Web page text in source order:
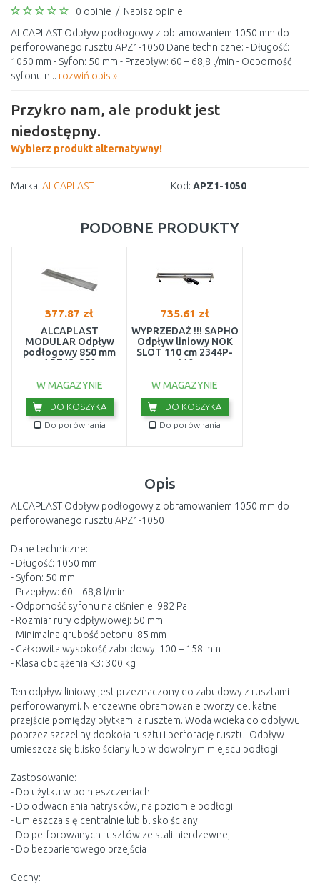
0 opinie / Napisz opinie
ALCAPLAST Odpływ podłogowy z obramowaniem 1050 mm do
perforowanego rusztu APZ1-1050 Dane techniczne: - Długość:
1050 mm - Syfon: 50 mm - Przepływ: 60 – 68,8 l/min - Odporność
syfonu n... rozwiń opis »
Przykro nam, ale produkt jest
niedostępny.
Wybierz produkt alternatywny!
Marka: ALCAPLAST Kod: APZ1-1050
PODOBNE PRODUKTY
377.87 zł
ALCAPLAST
MODULAR Odpływ
podłogowy 850 mm
APZ13-850
W MAGAZYNIE
DO KOSZYKA
Do porównania
735.61 zł
WYPRZEDAŻ !!! SAPHO
Odpływ liniowy NOK
SLOT 110 cm 2344P-
110
W MAGAZYNIE
DO KOSZYKA
Do porównania
Opis
ALCAPLAST Odpływ podłogowy z obramowaniem 1050 mm do
perforowanego rusztu APZ1-1050
Dane techniczne:
- Długość: 1050 mm
- Syfon: 50 mm
- Przepływ: 60 – 68,8 l/min
- Odporność syfonu na ciśnienie: 982 Pa
- Rozmiar rury odpływowej: 50 mm
- Minimalna grubość betonu: 85 mm
- Całkowita wysokość zabudowy: 100 – 158 mm
- Klasa obciążenia K3: 300 kg
Ten odpływ liniowy jest przeznaczony do zabudowy z rusztami
perforowanymi. Nierdzewne obramowanie tworzy delikatne
przejście pomiędzy płytkami a rusztem. Woda wcieka do odpływu
poprzez szczeliny dookoła rusztu i perforację rusztu. Odpływ
umieszcza się blisko ściany lub w dowolnym miejscu podłogi.
Zastosowanie:
- Do użytku w pomieszczeniach
- Do odwadniania natrysków, na poziomie podłogi
- Umieszcza się centralnie lub blisko ściany
- Do perforowanych rusztów ze stali nierdzewnej
- Do bezbarierowego przejścia
Cechy: